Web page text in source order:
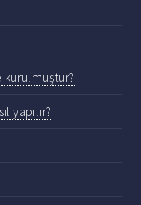
yapılır?